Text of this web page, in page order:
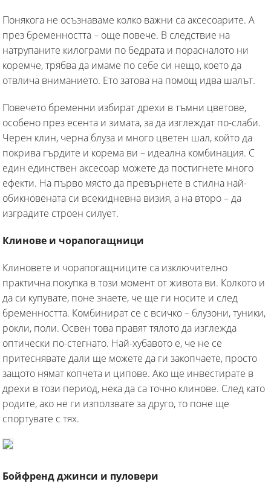
Понякога не осъзнаваме колко важни са аксесоарите. А
през бременността – още повече. В следствие на
натрупаните килограми по бедрата и порасналото ни
коремче, трябва да имаме по себе си нещо, което да
отвлича вниманието. Ето затова на помощ идва шалът.
Повечето бременни избират дрехи в тъмни цветове,
особено през есента и зимата, за да изглеждат по-слаби.
Черен клин, черна блуза и много цветен шал, който да
покрива гърдите и корема ви – идеална комбинация. С
един единствен аксесоар можете да постигнете много
ефекти. На първо място да превърнете в стилна най-
обикновената си всекидневна визия, а на второ – да
изградите строен силует.
Клинове и чорапогащници
Клиновете и чорапогащниците са изключително
практична покупка в този момент от живота ви. Колкото и
да си купувате, поне знаете, че ще ги носите и след
бременността. Комбинират се с всичко – блузони, туники,
рокли, поли. Освен това правят тялото да изглежда
оптически по-стегнато. Най-хубавото е, че не се
притеснявате дали ще можете да ги закопчаете, просто
защото нямат копчета и ципове. Ако ще инвестирате в
дрехи в този период, нека да са точно клинове. След като
родите, ако не ги използвате за друго, то поне ще
спортувате с тях.
Бойфренд джинси и пуловери